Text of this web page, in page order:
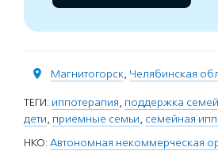
Магнитогорск, Челябинская
ТЕГИ: иппотерапия, поддержка семей
дети, приемные семьи, семейная
НКО: Автономная некоммерческая